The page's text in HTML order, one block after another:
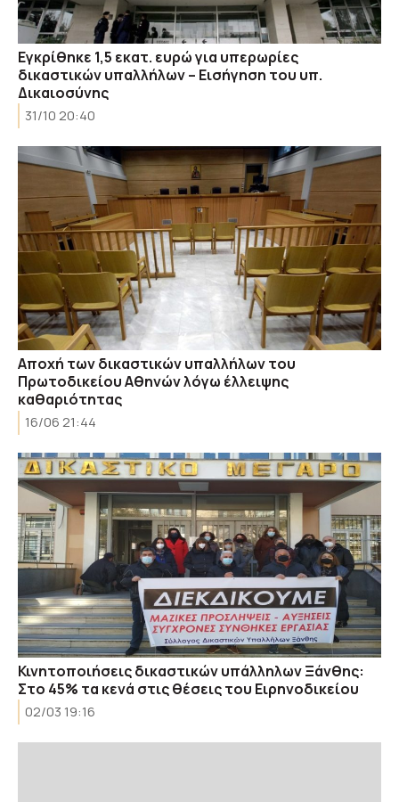
Εγκρίθηκε 1,5 εκατ. ευρώ για υπερωρίες
δικαστικών υπαλλήλων – Εισήγηση του υπ.
Δικαιοσύνης
31/10 20:40
Αποχή των δικαστικών υπαλλήλων του
Πρωτοδικείου Αθηνών λόγω έλλειψης
καθαριότητας
16/06 21:44
Κινητοποιήσεις δικαστικών υπάλληλων Ξάνθης:
Στο 45% τα κενά στις θέσεις του Ειρηνοδικείου
02/03 19:16